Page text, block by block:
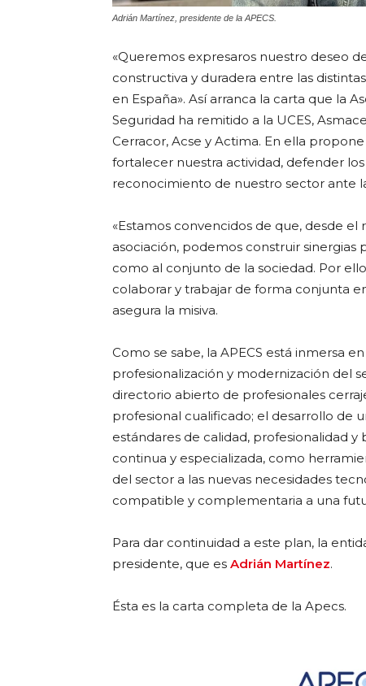
Adrián Martínez, presidente de la APECS.
«Queremos expresaros nuestro deseo
constructiva y duradera entre las
en España». Así arranca la carta que la
Seguridad ha remitido a la UCES,
Cerracor, Acse y Actima. En ella
fortalecer nuestra actividad, defender
reconocimiento de nuestro sector ante
«Estamos convencidos de que, desde
asociación, podemos construir
como al conjunto de la sociedad. Por
colaborar y trabajar de forma conjunta
asegura la misiva.
Como se sabe, la APECS está inmersa
profesionalización y modernización del
directorio abierto de profesionales
profesional cualificado; el desarrollo de
estándares de calidad, profesionalidad
continua y especializada, como
del sector a las nuevas necesidades
compatible y complementaria a una
Para dar continuidad a este plan, la
presidente, que es Adrián Martínez.
Ésta es la carta completa de la Apecs.